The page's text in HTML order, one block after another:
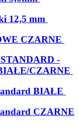
12,5 mm
CZARNE
-
CZARNE
BIAŁE
CZARNE